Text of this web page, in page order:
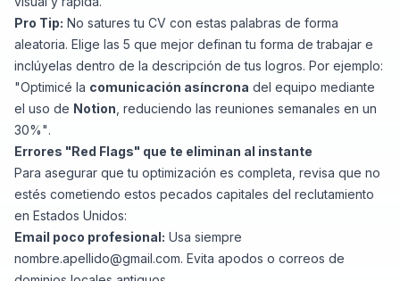
Pro Tip: No satures tu CV con estas palabras de forma
aleatoria. Elige las 5 que mejor definan tu forma de trabajar e
inclúyelas dentro de la descripción de tus logros. Por ejemplo:
"Optimicé la comunicación asíncrona del equipo mediante
el uso de Notion , reduciendo las reuniones semanales en un
30%".
Errores "Red Flags" que te eliminan al instante
Para asegurar que tu optimización es completa, revisa que no
estés cometiendo estos pecados capitales del reclutamiento
en Estados Unidos:
Email poco profesional: Usa siempre
nombre.apellido@gmail.com. Evita apodos o correos de